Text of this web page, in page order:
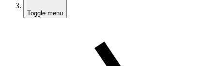
Toggle menu